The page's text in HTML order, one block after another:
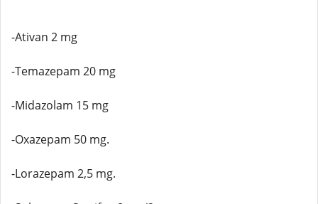
-Ativan 2 mg
-Temazepam 20 mg
-Midazolam 15 mg
-Oxazepam 50 mg.
-Lorazepam 2,5 mg.